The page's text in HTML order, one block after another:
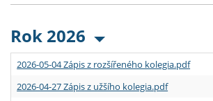
Rok 2026
2026-05-04 Zápis z rozšířeného kolegia.pdf
2026-04-27 Zápis z užšího kolegia.pdf